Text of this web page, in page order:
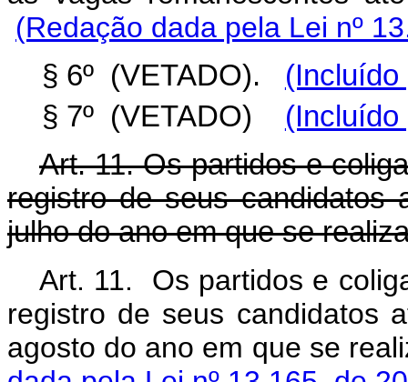
(Redação dada pela Lei nº
§ 6º (VETADO). (Incluído
§ 7º (VETADO) (Incluído
Art. 11. Os partidos e
registro de seus
julho do ano em que se
Art. 11. Os partidos e
registro de seus candidatos
agosto do ano em que